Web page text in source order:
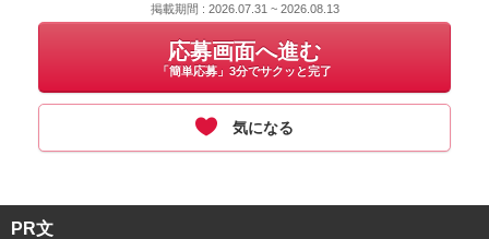
掲載期間 : 2026.07.31 ~ 2026.08.13
応募画面へ進む
「簡単応募」3分でサクッと完了
気になる
PR文